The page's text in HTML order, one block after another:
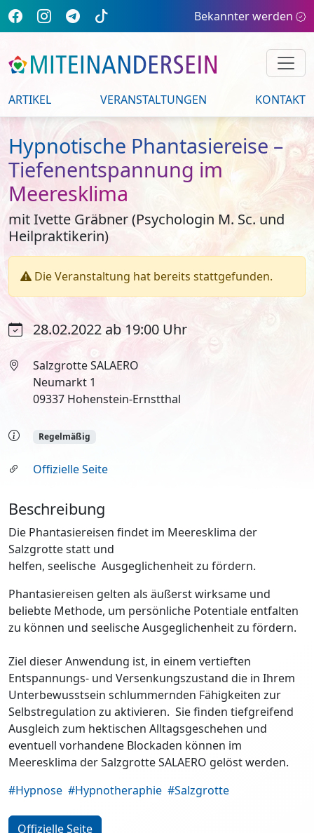
Bekannter werden
ARTIKEL VERANSTALTUNGEN KONTAKT
Hypnotische Phantasiereise –
Tiefenentspannung im
Meeresklima
mit Ivette Gräbner (Psychologin M. Sc. und
Heilpraktikerin)
Die Veranstaltung hat bereits stattgefunden.
28.02.2022 ab 19:00 Uhr
Salzgrotte SALAERO
Neumarkt 1
09337 Hohenstein-Ernstthal
Regelmäßig
Offizielle Seite
Beschreibung
Die Phantasiereisen findet im Meeresklima der
Salzgrotte statt und
helfen, seelische Ausgeglichenheit zu fördern.
Phantasiereisen gelten als äußerst wirksame und
beliebte Methode, um persönliche Potentiale entfalten
zu können und seelische Ausgeglichenheit zu fördern.
Ziel dieser Anwendung ist, in einem vertieften
Entspannungs- und Versenkungszustand die in Ihrem
Unterbewusstsein schlummernden Fähigkeiten zur
Selbstregulation zu aktivieren. Sie finden tiefgreifend
Ausgleich zum hektischen Alltagsgeschehen und
eventuell vorhandene Blockaden können im
Meeresklima der Salzgrotte SALAERO gelöst werden.
#Hypnose #Hypnotheraphie #Salzgrotte
Offizielle Seite